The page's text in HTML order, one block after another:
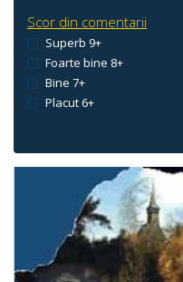
Scor din comentarii
Superb 9+
Foarte bine 8+
Bine 7+
Placut 6+